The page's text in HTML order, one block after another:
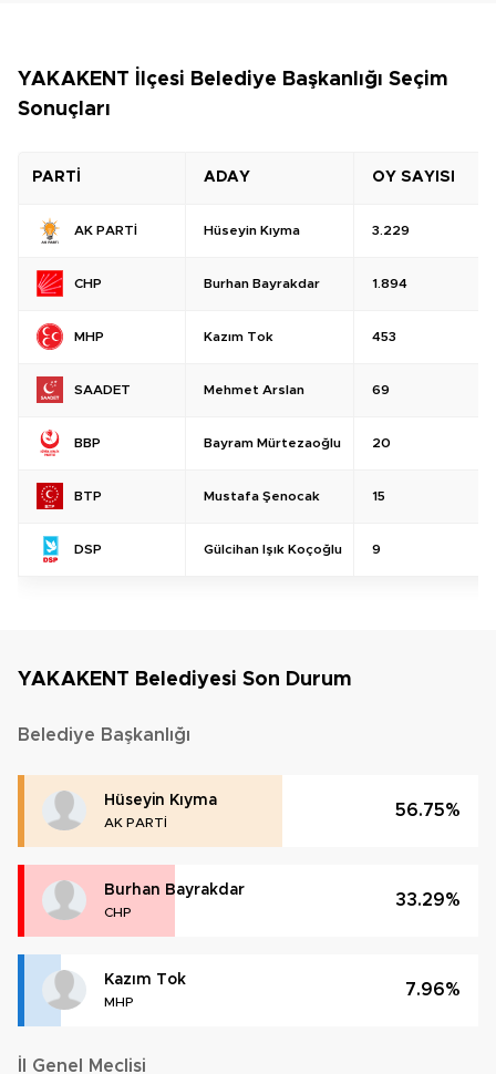
YAKAKENT İlçesi Belediye Başkanlığı Seçim
Sonuçları
PARTİ ADAY OY SAYISI
AK PARTİ Hüseyin Kıyma 3.229
CHP Burhan Bayrakdar 1.894
MHP Kazım Tok 453
SAADET Mehmet Arslan 69
BBP Bayram Mürtezaoğlu 20
BTP Mustafa Şenocak 15
DSP Gülcihan Işık Koçoğlu 9
YAKAKENT Belediyesi Son Durum
Belediye Başkanlığı
Hüseyin Kıyma
AK PARTİ
56.75%
Burhan Bayrakdar
CHP
33.29%
Kazım Tok
MHP
7.96%
İl Genel Meclisi